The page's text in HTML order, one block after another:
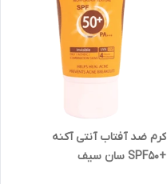
کرم ضد آفتاب آنتی آکنه
+SPF50 سان سیف